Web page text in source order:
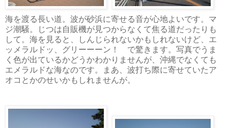
海を渡る長い道。波が砂浜に寄せる音が心地よいです。マ
ジ潮騒。じつは自販機が見つからなくて焦る道だったりも
して。海を見ると、しんじられないかもしれないけど、エ
ッメラルドッ、グリーーーン！ で驚きます。写真でうま
く色が出ているかどうかわかりませんが、沖縄でなくても
エメラルドな海なのです。まあ、波打ち際に寄せていたア
オコとかのせいかもしれませんが。